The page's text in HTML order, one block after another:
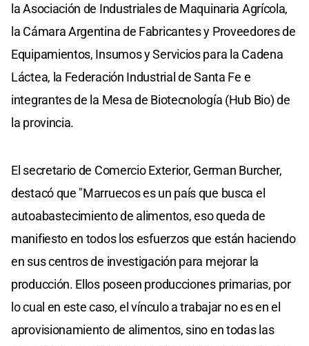
la Asociación de Industriales de Maquinaria Agrícola,
la Cámara Argentina de Fabricantes y Proveedores de
Equipamientos, Insumos y Servicios para la Cadena
Láctea, la Federación Industrial de Santa Fe e
integrantes de la Mesa de Biotecnología (Hub Bio) de
la provincia.
El secretario de Comercio Exterior, German Burcher,
destacó que "Marruecos es un país que busca el
autoabastecimiento de alimentos, eso queda de
manifiesto en todos los esfuerzos que están haciendo
en sus centros de investigación para mejorar la
producción. Ellos poseen producciones primarias, por
lo cual en este caso, el vínculo a trabajar no es en el
aprovisionamiento de alimentos, sino en todas las